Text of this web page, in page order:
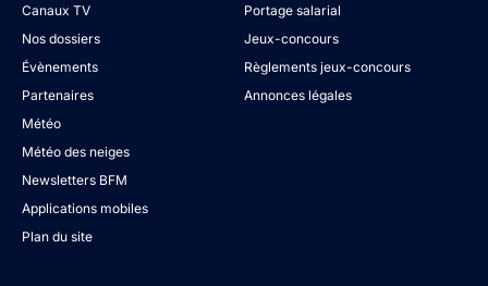
Canaux TV
Nos dossiers
Évènements
Partenaires
Météo
Météo des neiges
Newsletters BFM
Applications mobiles
Plan du site
Portage salarial
Jeux-concours
Règlements jeux-concours
Annonces légales